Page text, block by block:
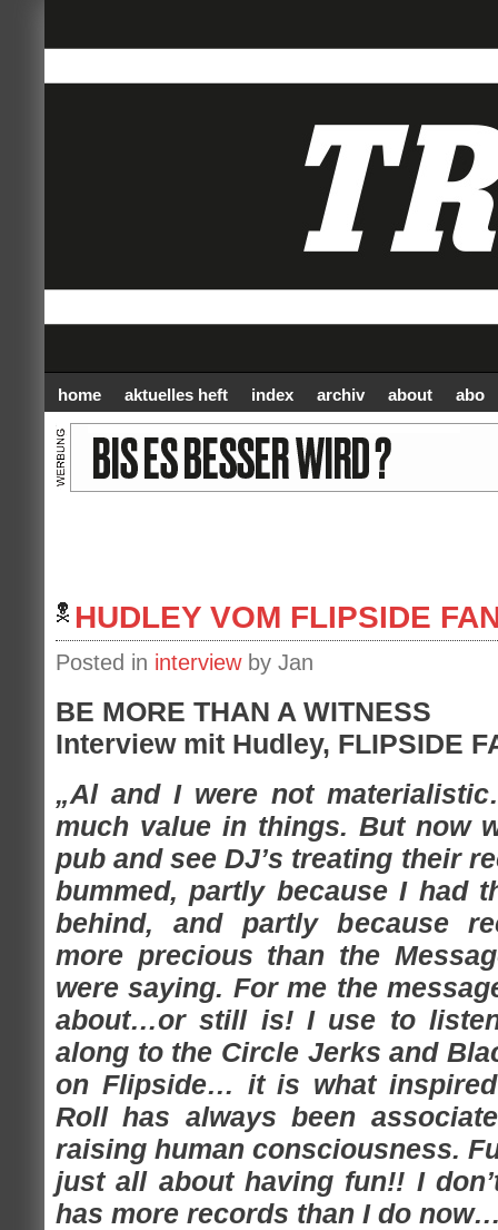
home aktuelles heft index archiv about abo
HUDLEY VOM FLIPSIDE
Posted in interviewby Jan
BE MORE THAN A WITNESS
Interview mit Hudley, FLIPSIDE
„Al and I were not
much value in things. But now
pub and see DJ’s treating their
bummed, partly because I had
behind, and partly because
more precious than the
were saying. For me the
about…or still is! I use to listen
along to the Circle Jerks and
on Flipside… it is what
Roll has always been
raising human consciousness.
just all about having fun!! I
has more records than I do